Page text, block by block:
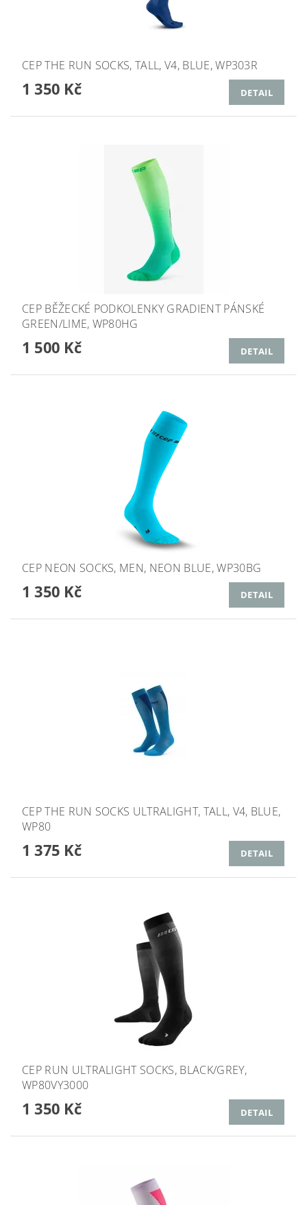
CEP THE RUN SOCKS, TALL, V4, BLUE, WP303R
1 350 Kč DETAIL
CEP BĚŽECKÉ PODKOLENKY GRADIENT PÁNSKÉ
GREEN/LIME, WP80HG
1 500 Kč DETAIL
CEP NEON SOCKS, MEN, NEON BLUE, WP30BG
1 350 Kč DETAIL
CEP THE RUN SOCKS ULTRALIGHT, TALL, V4, BLUE,
WP80
1 375 Kč DETAIL
CEP RUN ULTRALIGHT SOCKS, BLACK/GREY,
WP80VY3000
1 350 Kč DETAIL